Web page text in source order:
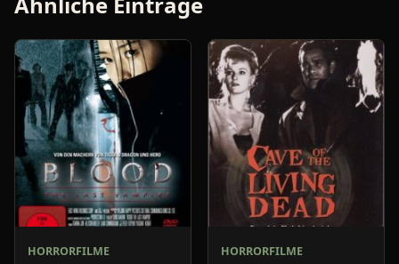
HORRORFILME HORRORFILME